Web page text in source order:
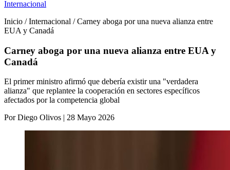
Internacional
Inicio / Internacional / Carney aboga por una nueva alianza entre
EUA y Canadá
Carney aboga por una nueva alianza entre EUA y
Canadá
El primer ministro afirmó que debería existir una "verdadera
alianza" que replantee la cooperación en sectores específicos
afectados por la competencia global
Por Diego Olivos | 28 Mayo 2026